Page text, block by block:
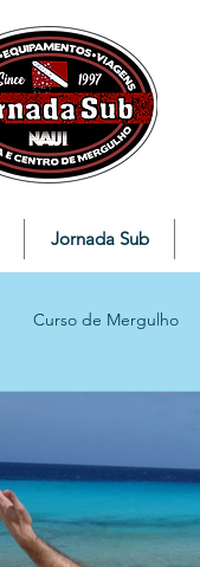
Jornada Sub
Curso de Mergulho